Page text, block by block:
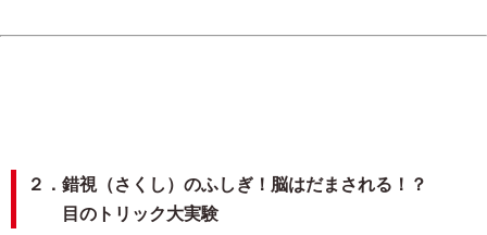
２．錯視（さくし）のふしぎ！脳はだまされる！？
目のトリック大実験